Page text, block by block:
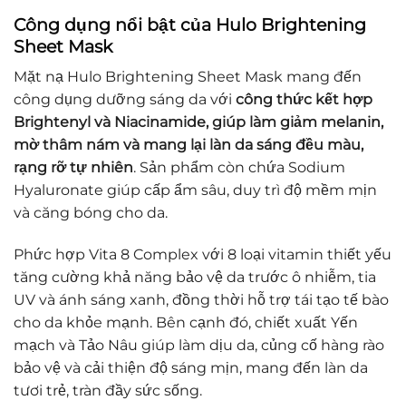
Công dụng nổi bật của Hulo Brightening
Sheet Mask
Mặt nạ Hulo Brightening Sheet Mask mang đến
công dụng dưỡng sáng da với công thức kết hợp
Brightenyl và Niacinamide, giúp làm giảm melanin,
mờ thâm nám và mang lại làn da sáng đều màu,
rạng rỡ tự nhiên. Sản phẩm còn chứa Sodium
Hyaluronate giúp cấp ẩm sâu, duy trì độ mềm mịn
và căng bóng cho da.
Phức hợp Vita 8 Complex với 8 loại vitamin thiết yếu
tăng cường khả năng bảo vệ da trước ô nhiễm, tia
UV và ánh sáng xanh, đồng thời hỗ trợ tái tạo tế bào
cho da khỏe mạnh. Bên cạnh đó, chiết xuất Yến
mạch và Tảo Nâu giúp làm dịu da, củng cố hàng rào
bảo vệ và cải thiện độ sáng mịn, mang đến làn da
tươi trẻ, tràn đầy sức sống.